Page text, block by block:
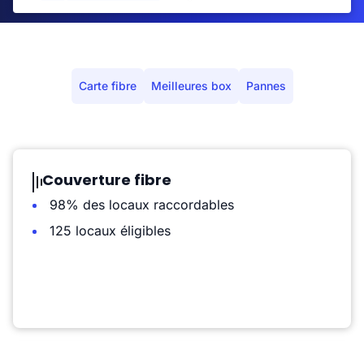
Carte fibre Meilleures box Pannes
Couverture fibre
98% des locaux raccordables
125 locaux éligibles